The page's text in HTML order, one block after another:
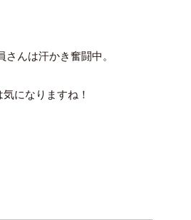
んは汗かき奮闘中。
になりますね！